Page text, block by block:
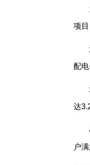
项
配
达
户